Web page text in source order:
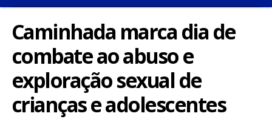
INÍCIO
POMBAL E REGIÃO
PARAÍBA
Caminhada marca dia de
combate ao abuso e
exploração sexual de
crianças e adolescentes